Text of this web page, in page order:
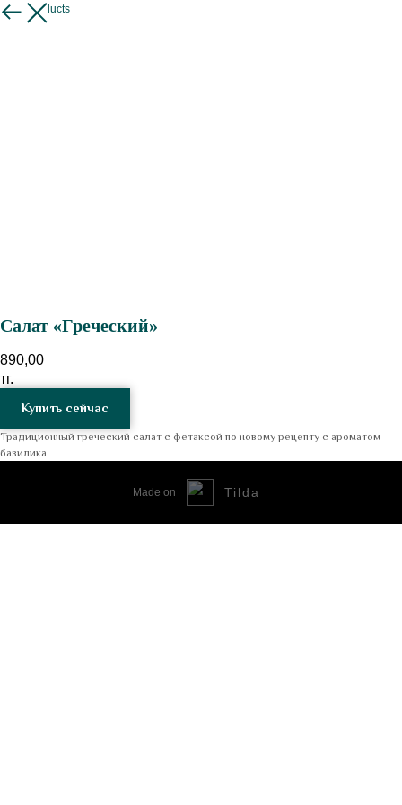
More products
Салат «Греческий»
890,00
тг.
Купить сейчас
Традиционный греческий салат с фетаксой по новому рецепту с ароматом
базилика
Made on Tilda